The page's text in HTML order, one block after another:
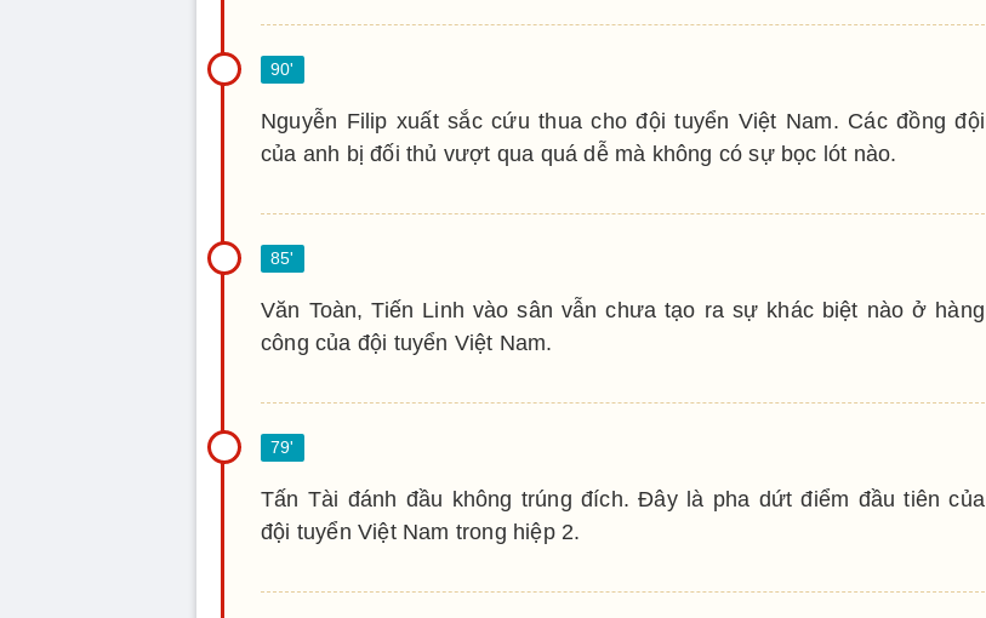
Nguyễn Filip xuất sắc cứu thua cho đội tuyển Việt Nam. Các đồng đội
của anh bị đối thủ vượt qua quá dễ mà không có sự bọc lót nào.
Văn Toàn, Tiến Linh vào sân vẫn chưa tạo ra sự khác biệt nào ở hàng
công của đội tuyển Việt Nam.
Tấn Tài đánh đầu không trúng đích. Đây là pha dứt điểm đầu tiên của
đội tuyển Việt Nam trong hiệp 2.